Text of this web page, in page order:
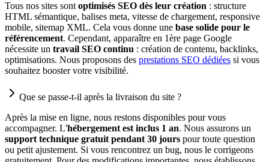
Tous nos sites sont optimisés SEO dès leur création : structure
HTML sémantique, balises meta, vitesse de chargement, responsive
mobile, sitemap XML. Cela vous donne une base solide pour le
référencement. Cependant, apparaître en 1ère page Google
nécessite un travail SEO continu : création de contenu, backlinks,
optimisations. Nous proposons des prestations SEO dédiées si vous
souhaitez booster votre visibilité.
Que se passe-t-il après la livraison du site ?
Après la mise en ligne, nous restons disponibles pour vous
accompagner. L'hébergement est inclus 1 an. Nous assurons un
support technique gratuit pendant 30 jours pour toute question
ou petit ajustement. Si vous rencontrez un bug, nous le corrigeons